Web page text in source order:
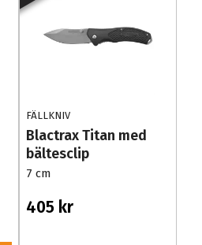
FÄLLKNIV
Blactrax Titan med
bältesclip
7 cm
405 kr